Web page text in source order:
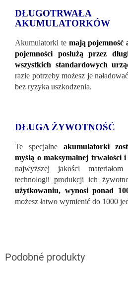
DŁUGOTRWAŁA
AKUMULATORKÓW
Akumulatorki te mają pojemność
pojemności posłużą przez
wszystkich standardowych
razie potrzeby możesz je
bez ryzyka uszkodzenia.
DŁUGA ŻYWOTNOŚĆ
Te specjalne akumulatorki
myślą o maksymalnej trwałości
najwyższej jakości
technologii produkcji ich
użytkowaniu, wynosi ponad
możesz łatwo wymienić do 1000